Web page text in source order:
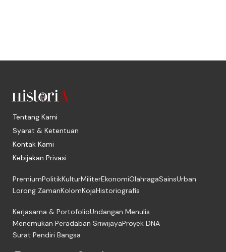
Tentang Kami
Syarat & Ketentuan
Kontak Kami
Kebijakan Privasi
PremiumPolitikKulturMiliterEkonomiOlahragaSainsUrban
Lorong ZamanKolomKojaHistoriografis
Kerjasama & PortofolioUndangan Menulis
Menemukan Peradaban SriwijayaProyek DNA
Surat Pendiri Bangsa